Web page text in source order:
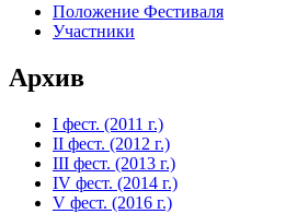
Положение Фестиваля
Участники
Архив
I фест. (2011 г.)
II фест. (2012 г.)
III фест. (2013 г.)
IV фест. (2014 г.)
V фест. (2016 г.)